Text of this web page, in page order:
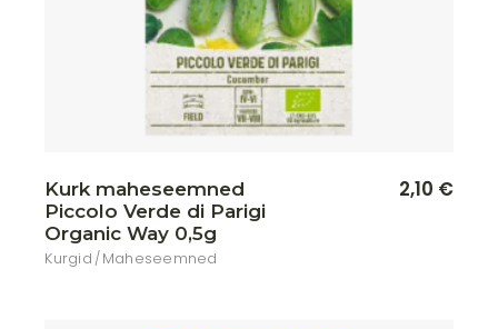
Kurk maheseemned
Piccolo Verde di Parigi
Organic Way 0,5g
Kurgid Maheseemned
2,10 €